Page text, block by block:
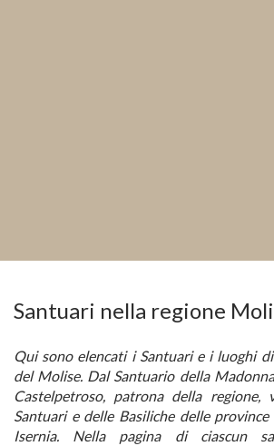
Santuari nella regione
Qui sono elencati i Santuari e i luoghi
del Molise. Dal Santuario della
Castelpetroso, patrona della regione,
Santuari e delle Basiliche delle
Isernia. Nella pagina di ciascun